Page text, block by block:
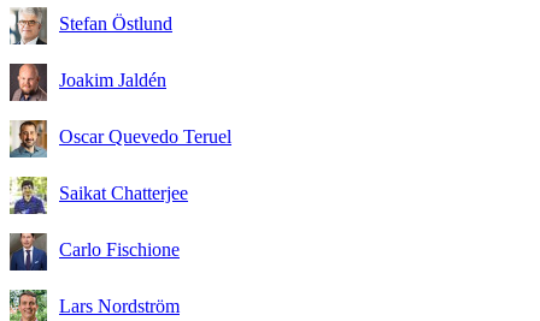
Stefan Östlund
Joakim Jaldén
Oscar Quevedo Teruel
Saikat Chatterjee
Carlo Fischione
Lars Nordström